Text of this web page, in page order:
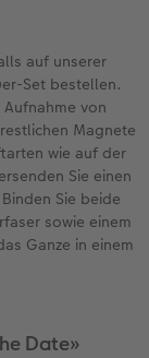
auf unserer
Set bestellen.
von
Magnete
wie auf der
Sie einen
Sie beide
sowie einem
Ganze in einem
Date»